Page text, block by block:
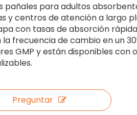
pañales para adultos
y centros de atención a largo
con tasas de absorción
frecuencia de cambio en un
GMP y están disponibles
Preguntar